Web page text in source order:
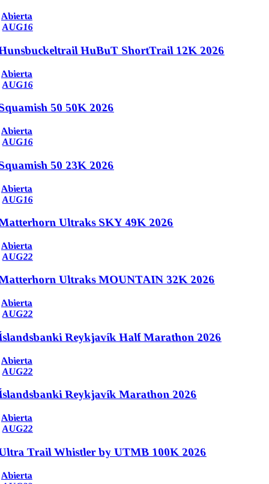
Abierta
AUG16
HuBuT ShortTrail 12K 2026
Abierta
AUG16
50 50K 2026
Abierta
AUG16
50 23K 2026
Abierta
AUG16
Ultraks SKY 49K 2026
Abierta
AUG22
Ultraks MOUNTAIN 32K 2026
Abierta
AUG22
Reykjavík Half Marathon 2026
Abierta
AUG22
Reykjavík Marathon 2026
Abierta
AUG22
Trail Whistler by UTMB 100K 2026
Abierta